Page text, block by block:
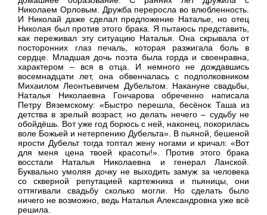
Николаем Орловым. Дружба переросла во влюбленность.
И Николай даже сделал предложение Наталье, но отец
Николая был против этого брака. Я пытаюсь представить,
как переживал эту ситуацию Наталья. Она скрывала от
посторонних глаз печаль, которая разжигала боль в
сердце. Младшая дочь поэта была горда и своенравна,
характером – вся в отца. И немного не дождавшись
восемнадцати лет, она обвенчалась с подполковником
Михаилом Леонтьевичем Дубельтом. Накануне свадьбы,
Наталья Николаевна Гончарова обреченно написала
Петру Вяземскому: «Быстро перешла, бесёнок Таша из
детства в зрелый возраст, но делать нечего – судьбу не
обойдёшь. Вот уже год борюсь с ней, наконец, покорилась
воле Божьей и нетерпению Дубельта». В пьяной, бешеной
ярости Дубельт тогда топтал жену ногами и кричал: «Вот
для меня цена твоей красоты!». Против этого брака
восстали Наталья Николаевна и генерал Ланской.
Буквально умоляя дочку не выходить замуж за человека
со скверной репутацией картежника и пьяницы, они
оттягивали свадьбу сколько могли. Но сделать было
ничего не возможно, ведь Наталья Александровна уже всё
решила.